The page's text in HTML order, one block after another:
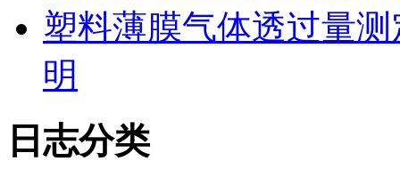
塑料薄膜气体透过量
明
日志分类